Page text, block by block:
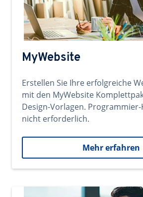
MyWebsite
Erstellen Sie Ihre erfolgreiche
mit den MyWebsite
Design-Vorlagen.
nicht erforderlich.
Mehr erfahren